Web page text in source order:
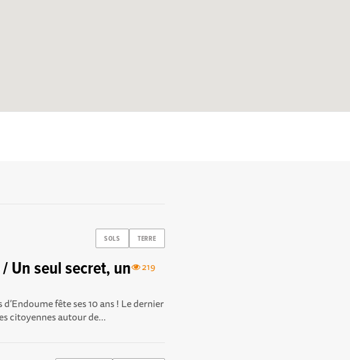
SOLS TERRE
219
Un seul secret, un
fête ses 10 ans ! Le dernier
citoyennes autour de...